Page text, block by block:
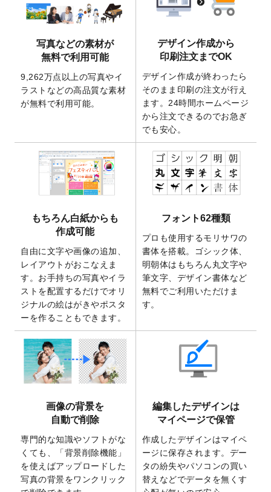
2025/12/22
【新商品】アクリルキーホルダーが作成で
きるようになりました！
2025/12/22
2026年版4月始まりのカレンダーデザイン
テンプレート
を公開いたしました。
開いたしました。
2025/9/30
【新商品】クリアファイルバッグ が作成で
きるようになりました！
2026年午年の年賀状デザインテンプレート
を公開いたしました。
2025/9/10
喪中はがき・寒中見舞いのデザインテンプ
レートを公開いたしました。
2025/8/1
9,160万点以上の写真やイラスト素材が無料
2025/7/30
キャンバスプリントのデザインテンプレー
トを追加いたしました。
2025/6/30
暑中見舞いのデザインテンプレートを追加
しました。
2025/6/27
キャンバスプリントのデザインテンプレー
トを追加いたしました。
2025/6/24
2026年版1月始まりのカレンダーデザイン
テンプレートを公開いたしました。
2025/6/9
「背景削除機能
」を実装しました。
2025/4/3
DMのデザインテンプレートを追加しまし
た。
を追加しました。
マスキングテープのデザインテンプレート
を追加しました。
2025/1/15
配置できるデータ形式が増えました。
（pdf、psd、eps、tifに対応）
2024/12/24
2025年版4月始まりのカレンダーデザイン
写真などの素材が
無料で利用可能
9,262万点以上の写真やイ
ラストなどの高品質な素材
が無料で利用可能。
デザイン作成から
印刷注文までOK
デザイン作成が終わったら
そのまま印刷の注文が行え
ます。24時間ホームページ
から注文できるのでお急ぎ
でも安心。
もちろん白紙からも
作成可能
自由に文字や画像の追加、
レイアウトがおこなえま
す。お手持ちの写真やイラ
ストを配置するだけでオリ
ジナルの絵はがきやポスタ
ーを作ることもできます。
フォント62種類
プロも使用するモリサワの
書体を搭載。ゴシック体、
明朝体はもちろん丸文字や
筆文字、デザイン書体など
無料でご利用いただけま
す。
画像の背景を
自動で削除
専門的な知識やソフトがな
くても、「背景削除機能」
を使えばアップロードした
写真の背景をワンクリック
編集したデザインは
マイページで保管
作成したデザインはマイペ
ージに保存されます。デー
タの紛失やパソコンの買い
替えなどでデータを無くす